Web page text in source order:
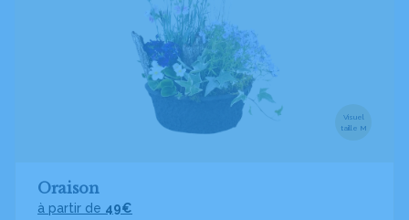
Visuel
taille M
Oraison
à partir de 49€